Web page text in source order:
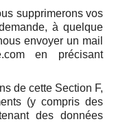
supprimerons vos
à quelque
envoyer un mail
en précisant
de cette Section F,
(y compris des
des données